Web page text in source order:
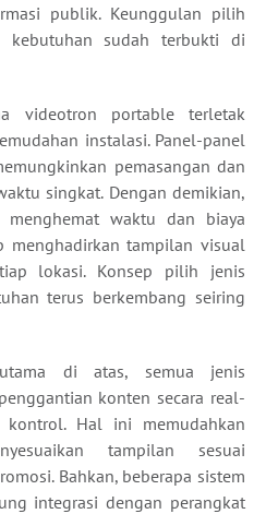
publik. Keunggulan pilih
kebutuhan sudah terbukti di
videotron portable terletak
instalasi. Panel-panel
pemasangan dan
singkat. Dengan demikian,
waktu dan biaya
menghadirkan tampilan visual
lokasi. Konsep pilih jenis
terus berkembang seiring
di atas, semua jenis
konten secara real-
Hal ini memudahkan
tampilan sesuai
Bahkan, beberapa sistem
integrasi dengan perangkat